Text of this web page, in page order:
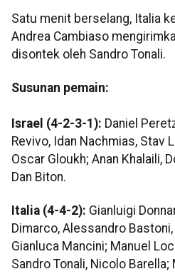
Satu menit berselang, Italia
Andrea Cambiaso
disontek oleh Sandro Tonali.
Susunan pemain:
Israel (4-2-3-1): Daniel
Revivo, Idan Nachmias, Stav
Oscar Gloukh; Anan Khalaili,
Dan Biton.
Italia (4-4-2): Gianluigi
Dimarco, Alessandro
Gianluca Mancini; Manuel
Sandro Tonali, Nicolo